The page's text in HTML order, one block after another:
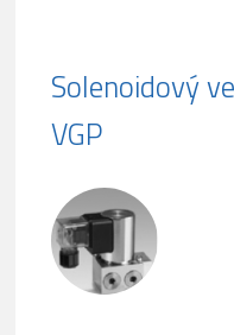
Solenoidový
VGP